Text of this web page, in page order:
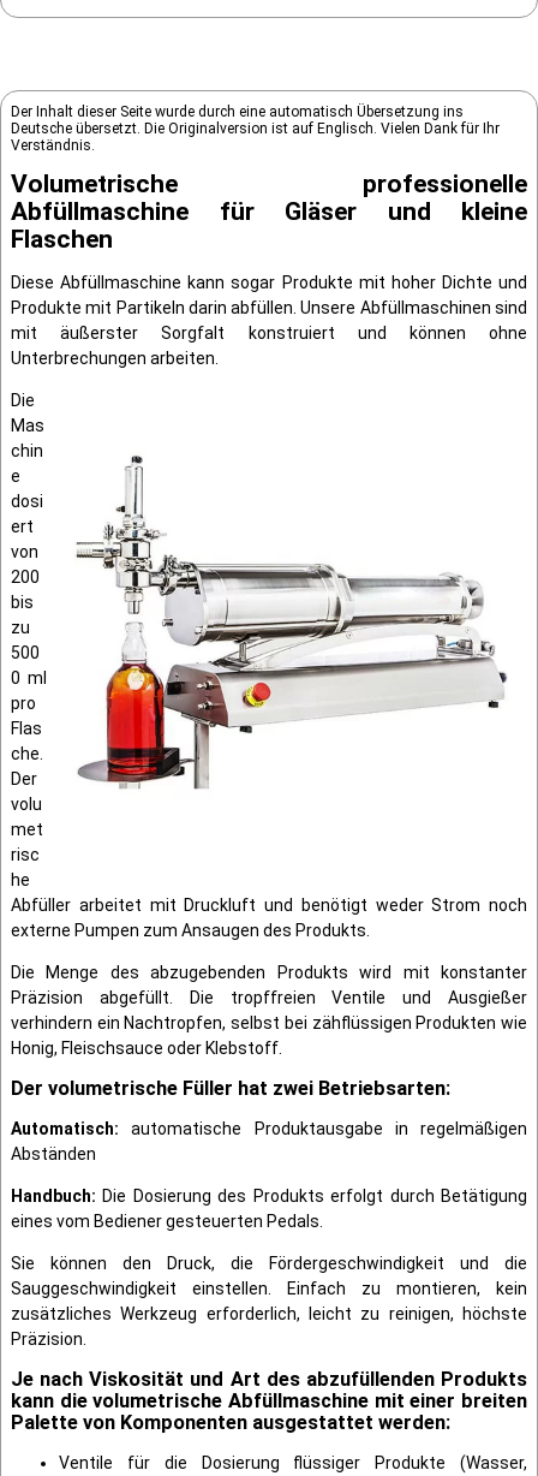
Der Inhalt dieser Seite wurde durch eine automatisch Übersetzung ins
Deutsche übersetzt. Die Originalversion ist auf Englisch. Vielen Dank für Ihr
Verständnis.
Volumetrische professionelle
Abfüllmaschine für Gläser und kleine
Flaschen
Diese Abfüllmaschine kann sogar Produkte mit hoher Dichte und
Produkte mit Partikeln darin abfüllen. Unsere Abfüllmaschinen sind
mit äußerster Sorgfalt konstruiert und können ohne
Unterbrechungen arbeiten.
Die
Mas
chin
e
dosi
ert
von
200
bis
zu
500
0 ml
pro
Flas
che.
Der
volu
met
risc
he
Abfüller arbeitet mit Druckluft und benötigt weder Strom noch
externe Pumpen zum Ansaugen des Produkts.
Die Menge des abzugebenden Produkts wird mit konstanter
Präzision abgefüllt. Die tropffreien Ventile und Ausgießer
verhindern ein Nachtropfen, selbst bei zähflüssigen Produkten wie
Honig, Fleischsauce oder Klebstoff.
Der volumetrische Füller hat zwei Betriebsarten:
Automatisch: automatische Produktausgabe in regelmäßigen
Abständen
Handbuch: Die Dosierung des Produkts erfolgt durch Betätigung
eines vom Bediener gesteuerten Pedals.
Sie können den Druck, die Fördergeschwindigkeit und die
Sauggeschwindigkeit einstellen. Einfach zu montieren, kein
zusätzliches Werkzeug erforderlich, leicht zu reinigen, höchste
Präzision.
Je nach Viskosität und Art des abzufüllenden Produkts
kann die volumetrische Abfüllmaschine mit einer breiten
Palette von Komponenten ausgestattet werden:
Ventile für die Dosierung flüssiger Produkte (Wasser,